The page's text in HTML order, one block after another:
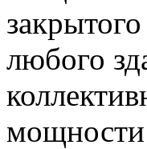
любого
мощности